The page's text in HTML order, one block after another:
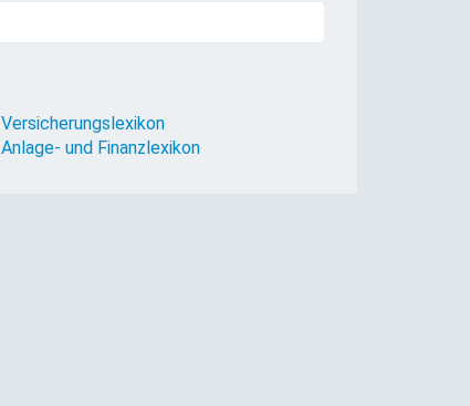
Versicherungslexikon
Anlage- und Finanzlexikon